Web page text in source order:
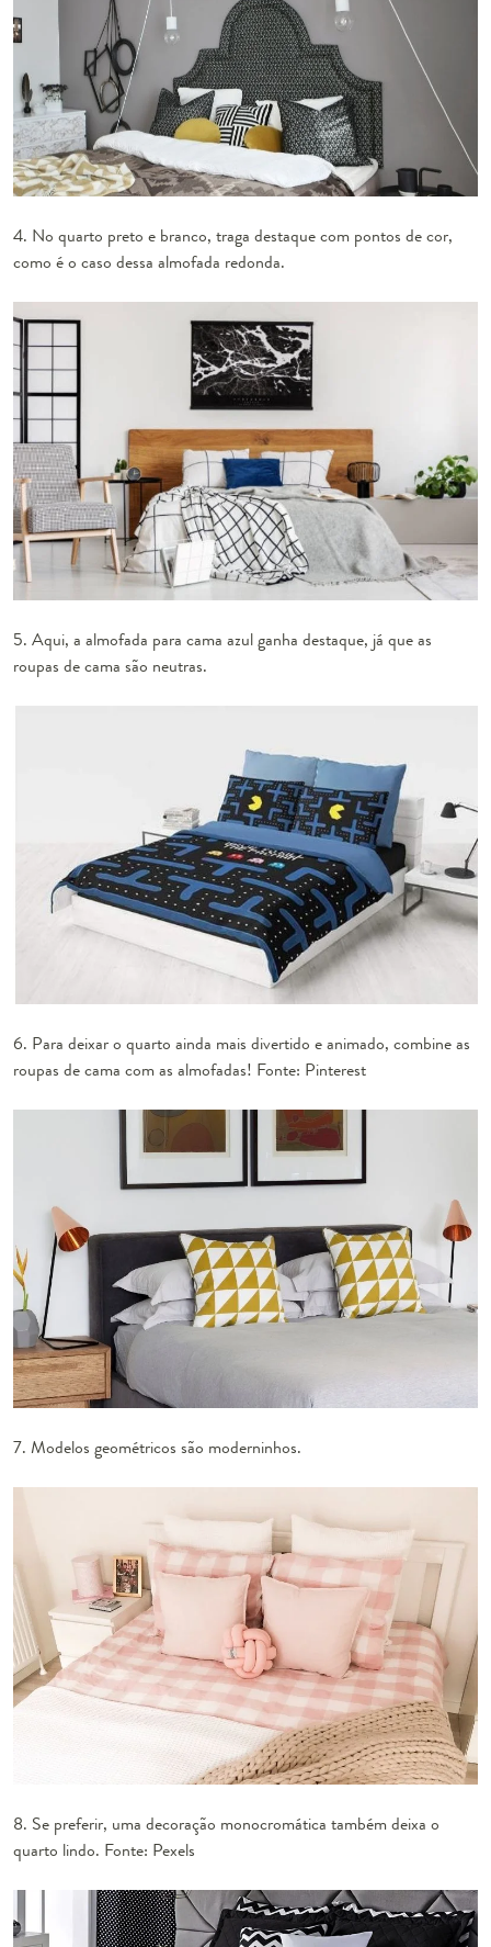
4. No quarto preto e branco, traga destaque com pontos de cor,
como é o caso dessa almofada redonda.
5. Aqui, a almofada para cama azul ganha destaque, já que as
roupas de cama são neutras.
6. Para deixar o quarto ainda mais divertido e animado, combine as
roupas de cama com as almofadas! Fonte: Pinterest
7. Modelos geométricos são moderninhos.
8. Se preferir, uma decoração monocromática também deixa o
quarto lindo. Fonte: Pexels